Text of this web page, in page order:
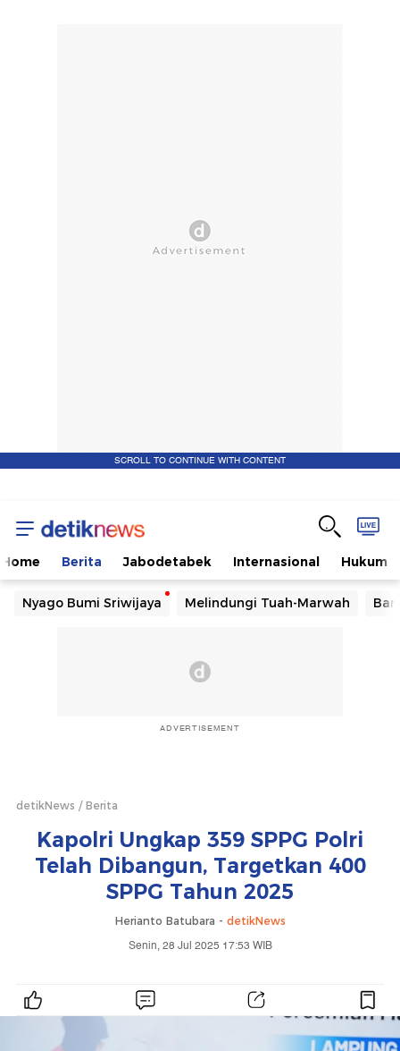
SCROLL TO CONTINUE WITH CONTENT
Home Berita Jabodetabek Internasional Hukum
Nyago Bumi Sriwijaya Melindungi Tuah-Marwah
ADVERTISEMENT
detikNews Berita
Kapolri Ungkap 359 SPPG Polri
Telah Dibangun, Targetkan 400
SPPG Tahun 2025
Herianto Batubara - detikNews
Senin, 28 Jul 2025 17:53 WIB